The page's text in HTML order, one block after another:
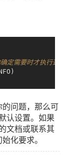
定需要时才执行这行
的问题，那么可
认设置。如果
文档或联系其
化要求。